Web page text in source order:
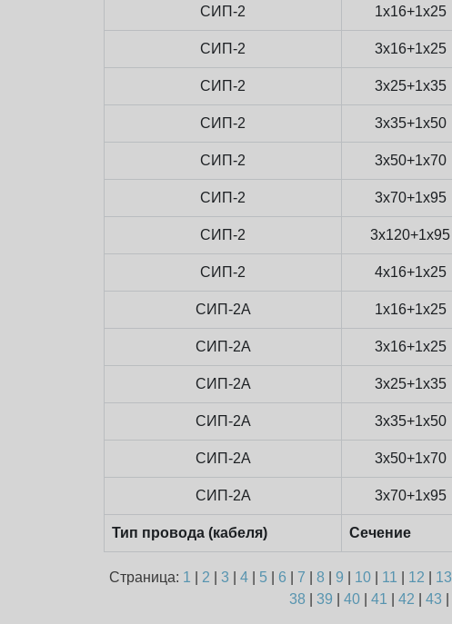
СИП-2 1x16+1x25
СИП-2 3x16+1x25
СИП-2 3x25+1x35
СИП-2 3x35+1x50
СИП-2 3x50+1x70
СИП-2 3x70+1x95
СИП-2 3x120+1x95
СИП-2 4x16+1x25
СИП-2А 1x16+1x25
СИП-2А 3x16+1x25
СИП-2А 3x25+1x35
СИП-2А 3x35+1x50
СИП-2А 3x50+1x70
СИП-2А 3x70+1x95
Тип провода (кабеля) Сечение
Страница: 1 2 3 4| 5 6 7 8 9 10| 11 12 13
38
39 40 41 42 43